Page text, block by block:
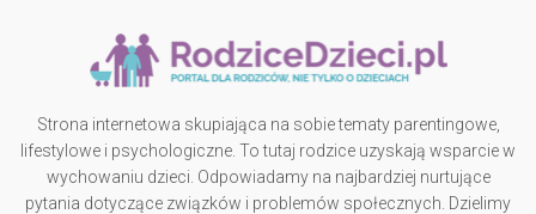
Strona internetowa skupiająca na sobie tematy parentingowe,
lifestylowe i psychologiczne. To tutaj rodzice uzyskają wsparcie w
wychowaniu dzieci. Odpowiadamy na najbardziej nurtujące
pytania dotyczące związków i problemów społecznych. Dzielimy